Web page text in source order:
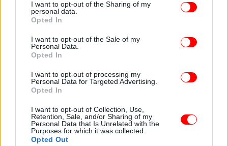
not limited to your visit or usage behaviour. You may click to
grant or deny consent to Google and its third-party tags to
use your data for below specified purposes in below Google
consent section.
I want to opt-out of the Sharing of my
personal data.
Opted In
I want to opt-out of the Sale of my
Personal Data.
Opted In
I want to opt-out of processing my
Personal Data for Targeted Advertising.
Opted In
I want to opt-out of Collection, Use,
Retention, Sale, and/or Sharing of my
Personal Data that Is Unrelated with the
Purposes for which it was collected.
Opted Out